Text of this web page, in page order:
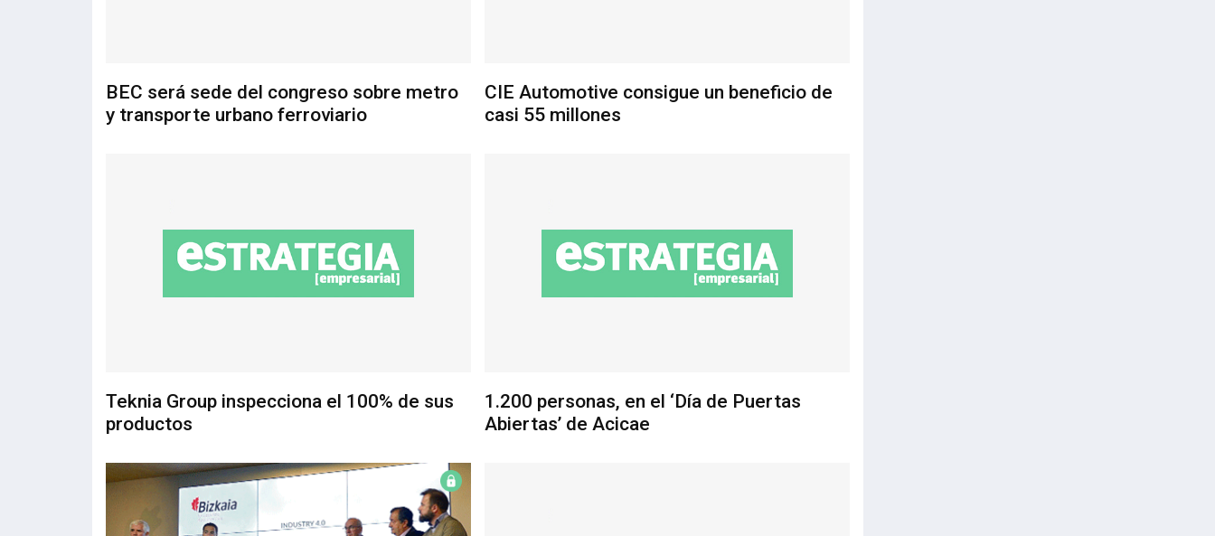
BEC será sede del congreso sobre metro
y transporte urbano ferroviario
CIE Automotive consigue un beneficio de
casi 55 millones
Teknia Group inspecciona el 100% de sus
productos
1.200 personas, en el ‘Día de Puertas
Abiertas’ de Acicae